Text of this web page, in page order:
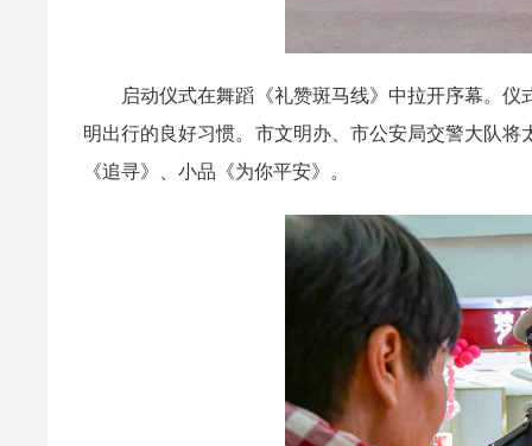
启动仪式在舞蹈《礼赞斑马线》中拉开序幕。仪
明出行的良好习惯。市文明办、市公安局交警大队
《追寻》、小品《为你平安》。